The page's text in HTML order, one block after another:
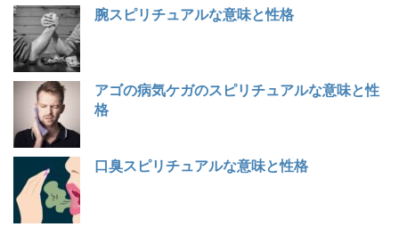
腕スピリチュアルな意味と性格
アゴの病気ケガのスピリチュアルな意味と性
格
口臭スピリチュアルな意味と性格